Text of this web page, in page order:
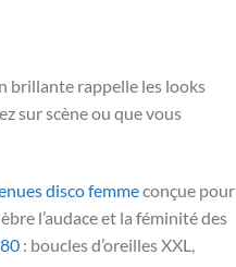
brillante rappelle les looks
sur scène ou que vous
disco femmeconçue pour
l’audace et la féminité des
: boucles d’oreilles XXL,